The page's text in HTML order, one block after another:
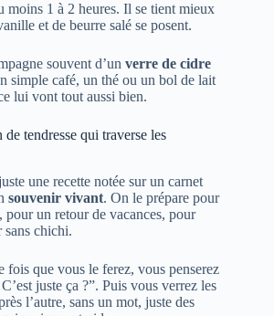
moins 1 à 2 heures. Il se tient mieux
et de beurre salé se posent.
souvent d’un verre de cidre
simple café, un thé ou un bol de lait
lui vont tout aussi bien.
tendresse qui traverse les
une recette notée sur un carnet
souvenir vivant. On le prépare pour
un retour de vacances, pour
chichi.
fois que vous le ferez, vous penserez
juste ça ?”. Puis vous verrez les
l’autre, sans un mot, juste des